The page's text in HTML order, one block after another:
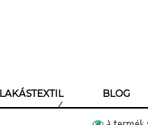
LAKÁSTEXTIL BLOG